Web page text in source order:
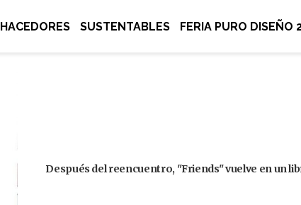
HACEDORES SUSTENTABLES FERIA PURO DISEÑO
Después del reencuentro, "Friends" vuelve en un